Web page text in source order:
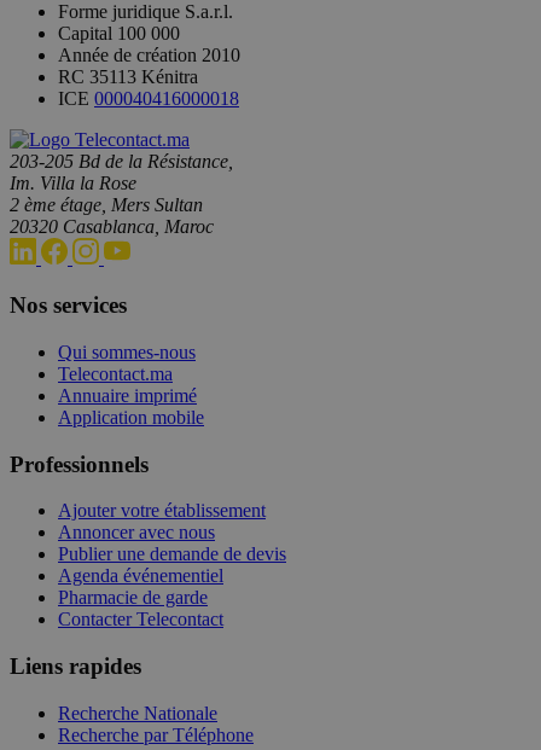
Forme juridique S.a.r.l.
Capital 100 000
Année de création 2010
RC 35113 Kénitra
ICE 000040416000018
203-205 Bd de la Résistance,
Im. Villa la Rose
2 ème étage, Mers Sultan
20320 Casablanca, Maroc
Nos services
Qui sommes-nous
Telecontact.ma
Annuaire imprimé
Application mobile
Professionnels
Ajouter votre établissement
Annoncer avec nous
Publier une demande de devis
Agenda événementiel
Pharmacie de garde
Contacter Telecontact
Liens rapides
Recherche Nationale
Recherche par Téléphone